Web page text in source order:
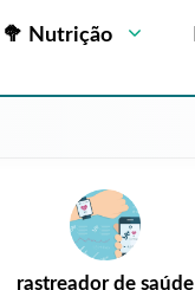
🥦 Nutrição
rastreador de saúde